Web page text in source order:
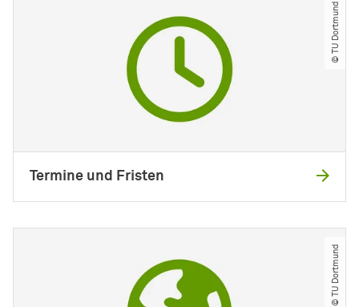
© TU Dortmund
Termine und Fristen
© TU Dortmund